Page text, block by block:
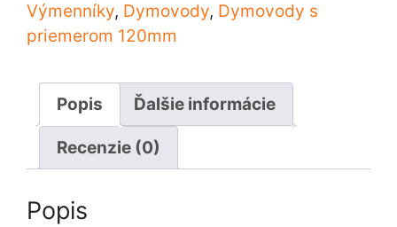
Výmenníky, Dymovody, Dymovody s
priemerom 120mm
Popis Ďalšie informácie
Recenzie (0)
Popis